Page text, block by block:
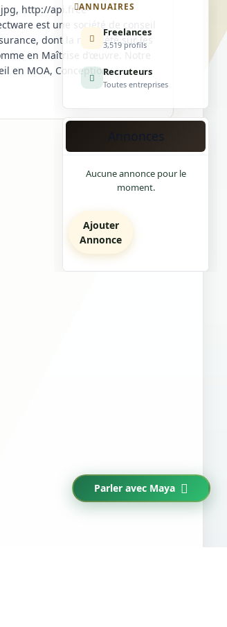
http://api.free-
est une société de conseil
dont la notoriété sur les
en Maîtrise d’œuvre. Notre
en MOA, Conception,
ANNUAIRES
Freelances
3,519 profils
Recruteurs
Toutes entreprises
Annonces
Aucune annonce pour le
moment.
Ajouter
Annonce
Parler avec Maya